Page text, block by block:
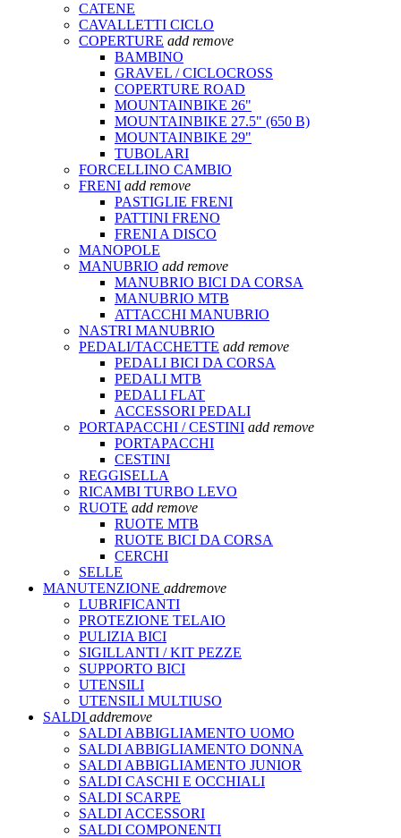
CATENE
CAVALLETTI CICLO
COPERTURE add remove
BAMBINO
GRAVEL / CICLOCROSS
COPERTURE ROAD
MOUNTAINBIKE 26"
MOUNTAINBIKE 27.5" (650 B)
MOUNTAINBIKE 29"
TUBOLARI
FORCELLINO CAMBIO
FRENI add remove
PASTIGLIE FRENI
PATTINI FRENO
FRENI A DISCO
MANOPOLE
MANUBRIO add remove
MANUBRIO BICI DA CORSA
MANUBRIO MTB
ATTACCHI MANUBRIO
NASTRI MANUBRIO
PEDALI/TACCHETTE add remove
PEDALI BICI DA CORSA
PEDALI MTB
PEDALI FLAT
ACCESSORI PEDALI
PORTAPACCHI / CESTINI add remove
PORTAPACCHI
CESTINI
REGGISELLA
RICAMBI TURBO LEVO
RUOTE add remove
RUOTE MTB
RUOTE BICI DA CORSA
CERCHI
SELLE
MANUTENZIONE addremove
LUBRIFICANTI
PROTEZIONE TELAIO
PULIZIA BICI
SIGILLANTI / KIT PEZZE
SUPPORTO BICI
UTENSILI
UTENSILI MULTIUSO
SALDI addremove
SALDI ABBIGLIAMENTO UOMO
SALDI ABBIGLIAMENTO DONNA
SALDI ABBIGLIAMENTO JUNIOR
SALDI CASCHI E OCCHIALI
SALDI SCARPE
SALDI ACCESSORI
SALDI COMPONENTI